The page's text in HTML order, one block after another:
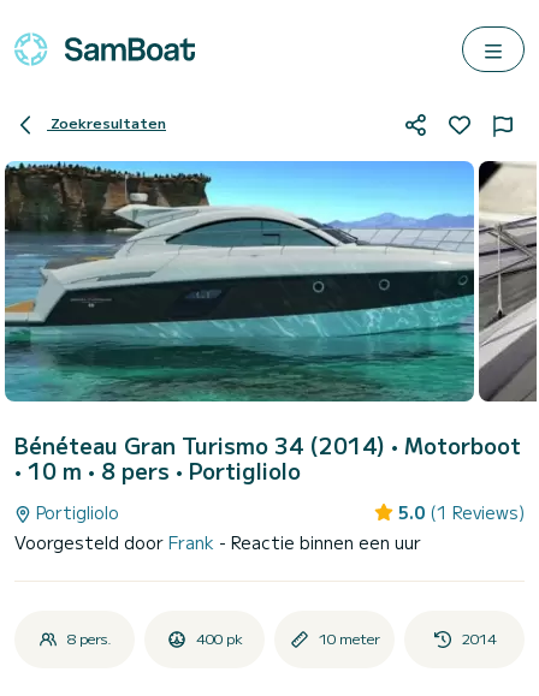
Zoekresultaten
Bénéteau Gran Turismo 34 (2014) • Motorboot
• 10 m • 8 pers • Portigliolo
Portigliolo 5.0 (1 Reviews)
Voorgesteld door Frank - Reactie binnen een uur
8 pers. 400 pk 10 meter 2014